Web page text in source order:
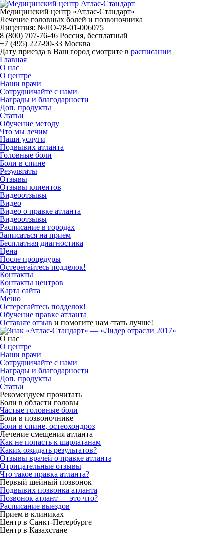
Медицинский центр «Атлас-Стандарт»
Лечение головных болей и позвоночника
Лицензия: №ЛО-78-01-006075
8 (800) 707-76-46 Россия, бесплатный
+7 (495) 227-90-33 Москва
Дату приезда в Ваш город смотрите в расписании
Главная
О нас
О центре
Наши врачи
Сотрудничайте с нами
Награды и благодарности
Доп. продукты
Статьи
Обучение методу
Что мы лечим
Наши услуги
Подвывих атланта
Головные боли
Боли в спине
Результаты
Отзывы
Отзывы клиентов
Видеоотзывы
Видео
Видео о правке атланта
Видеоотзывы
Расписание в городах
Записаться на прием
Бесплатная диагностика
Цена
После процедуры
Остерегайтесь подделок!
Контакты
Контакты центров
Карта сайта
Меню
Остерегайтесь подделок!
Обучение правке атланта
Оставьте отзыв и помогите нам стать лучше!
О нас
О центре
Наши врачи
Сотрудничайте с нами
Награды и благодарности
Доп. продукты
Статьи
Рекомендуем прочитать
Боли в области головы
Частые головные боли
Боли в позвоночнике
Боли в спине, остеохондроз
Лечение смещения атланта
Как не попасть к шарлатанам
Каких ожидать результатов?
Отзывы врачей о правке атланта
Отрицательные отзывы
Что такое правка атланта?
Первый шейный позвонок
Подвывих позвонка атланта
Позвонок атлант — это что?
Расписание выездов
Прием в клиниках
Центр в Санкт-Петербурге
Центр в Казахстане